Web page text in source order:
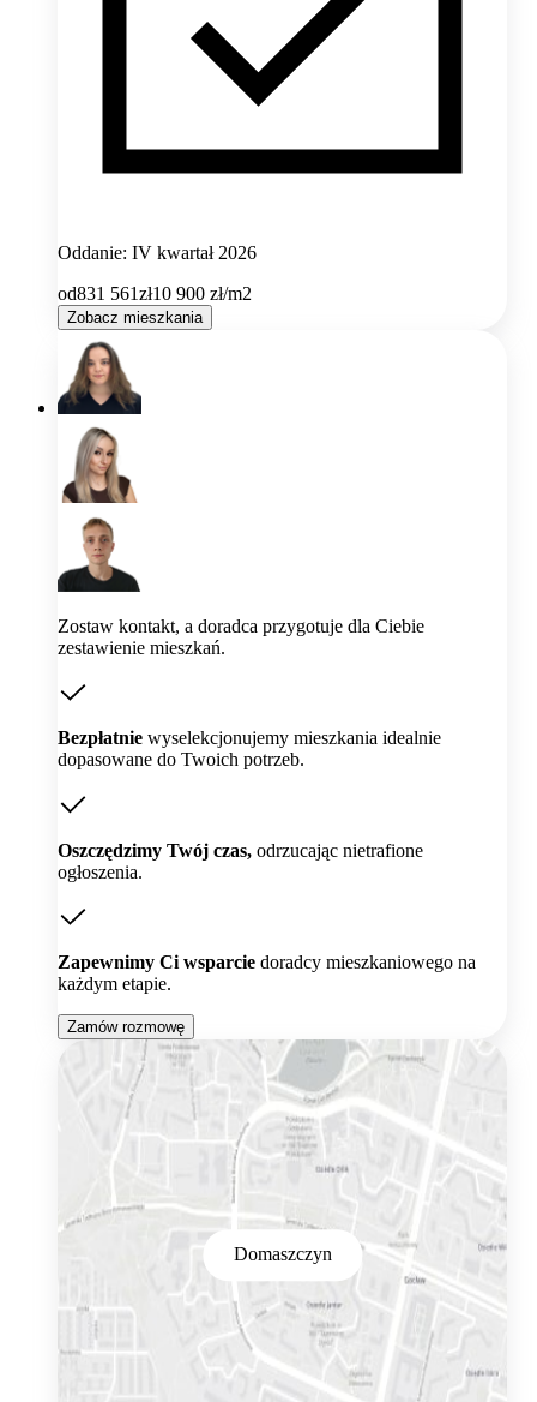
Oddanie: IV kwartał 2026
od831 561zł10 900 zł/m2
Zobacz mieszkania
Zostaw kontakt, a doradca przygotuje dla Ciebie
zestawienie mieszkań.
Bezpłatnie wyselekcjonujemy mieszkania idealnie
dopasowane do Twoich potrzeb.
Oszczędzimy Twój czas, odrzucając nietrafione
ogłoszenia.
Zapewnimy Ci wsparcie doradcy mieszkaniowego na
każdym etapie.
Zamów rozmowę
Domaszczyn